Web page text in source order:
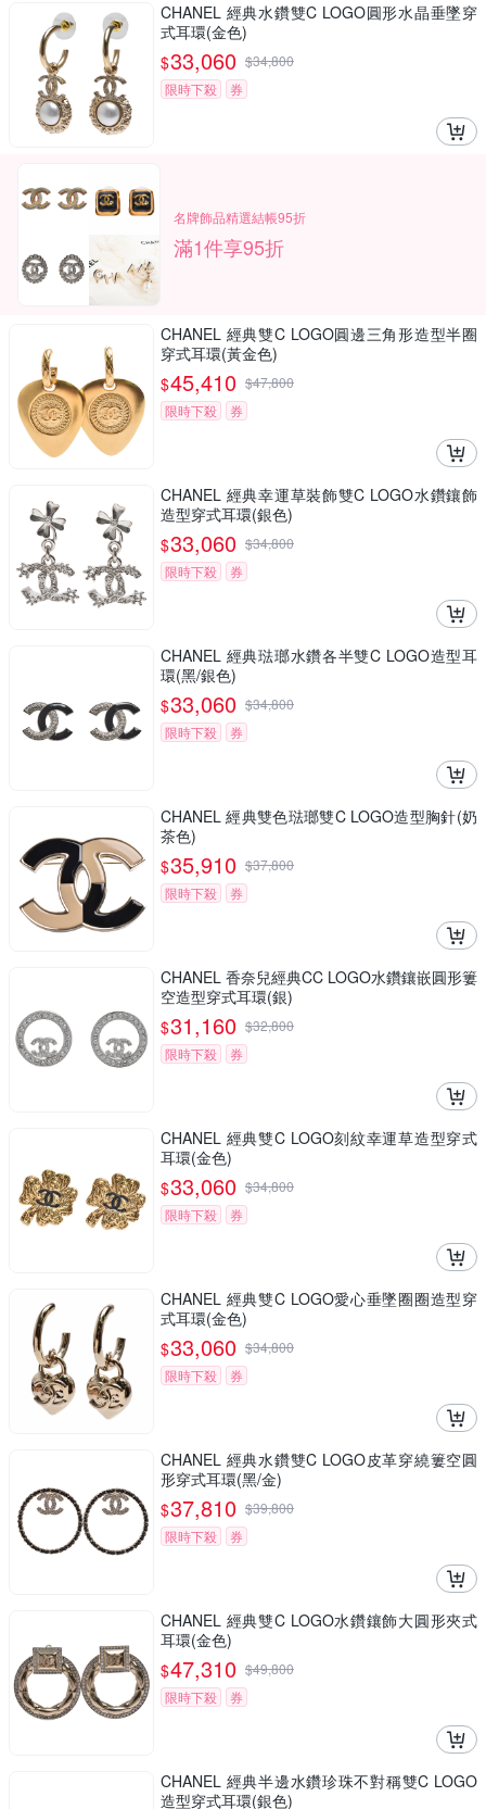
CHANEL 經典水鑽雙C LOGO圓形水晶垂墜穿
式耳環(金色)
$33,060 $34,800
限時下殺
券
名牌飾品精選結帳95折
滿1件享95折
CHANEL 經典雙C LOGO圓邊三角形造型半圈
穿式耳環(黃金色)
$45,410 $47,800
限時下殺
券
CHANEL 經典幸運草裝飾雙C LOGO水鑽鑲飾
造型穿式耳環(銀色)
$33,060 $34,800
限時下殺
券
CHANEL 經典琺瑯水鑽各半雙C LOGO造型耳
環(黑/銀色)
$33,060 $34,800
限時下殺
券
CHANEL 經典雙色琺瑯雙C LOGO造型胸針(奶
茶色)
$35,910 $37,800
限時下殺
券
CHANEL 香奈兒經典CC LOGO水鑽鑲嵌圓形簍
空造型穿式耳環(銀)
$31,160 $32,800
限時下殺
券
CHANEL 經典雙C LOGO刻紋幸運草造型穿式
耳環(金色)
$33,060 $34,800
限時下殺
券
CHANEL 經典雙C LOGO愛心垂墜圈圈造型穿
式耳環(金色)
$33,060 $34,800
限時下殺
券
CHANEL 經典水鑽雙C LOGO皮革穿繞簍空圓
形穿式耳環(黑/金)
$37,810 $39,800
限時下殺
券
CHANEL 經典雙C LOGO水鑽鑲飾大圓形夾式
耳環(金色)
$47,310 $49,800
限時下殺
券
CHANEL 經典半邊水鑽珍珠不對稱雙C LOGO
造型穿式耳環(銀色)